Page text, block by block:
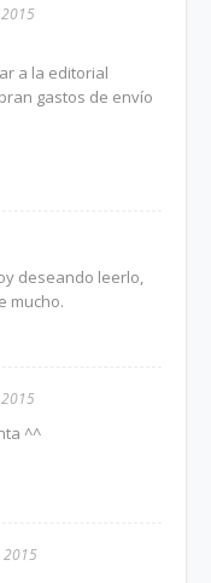
a la editorial
gastos de envío
deseando leerlo,
mucho.
^^
2015